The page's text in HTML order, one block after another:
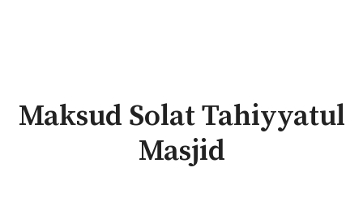
Maksud Solat Tahiyyatul
Masjid